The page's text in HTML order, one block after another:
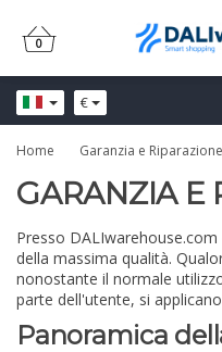
€
0
0
Home Garanzia e Riparazione
GARANZIA E
Presso
della massima qualità.
nonostante il normale
parte dell'utente, si
Panoramica